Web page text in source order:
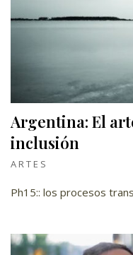
Argentina: El
inclusión
ARTES
Ph15:: los procesos